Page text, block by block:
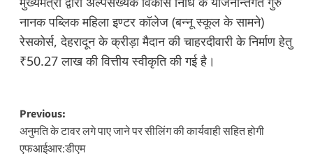
नानक पब्लिक महिला इण्टर कॉलेज (बन्नू स्कूल के सामने)
रेसकोर्स, देहरादून के क्रीड़ा मैदान की चाहरदीवारी के निर्माण हेतु
₹50.27 लाख की वित्तीय स्वीकृति की गई है।
Post
navigation
Previous:
अनुमति के टावर लगे पाए जाने पर सीलिंग की कार्यवाही सहित होगी
एफआईआर:डीएम